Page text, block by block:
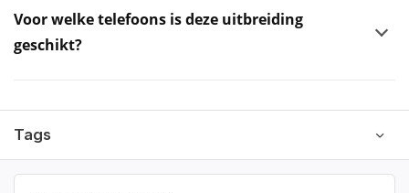
Voor welke telefoons is deze uitbreiding
geschikt?
Tags